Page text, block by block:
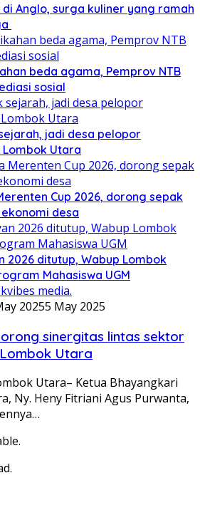
Anglo, surga kuliner yang ramah
beda agama, Pemprov NTB
sosial
jadi desa pelopor
Utara
Cup 2026, dorong sepak
desa
2026 ditutup, Wabup Lombok
Mahasiswa UGM
20255 May 2025
sinergitas lintas sektor
Utara
Utara– Ketua Bhayangkari
Ny. Heny Fitriani Agus Purwanta,